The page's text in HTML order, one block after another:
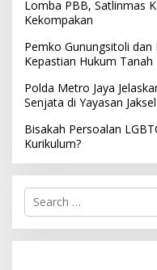
Lomba PBB, Satlinmas
Kekompakan
Pemko Gunungsitoli dan
Kepastian Hukum Tanah
Polda Metro Jaya
Senjata di Yayasan Jaksel
Bisakah Persoalan
Kurikulum?
S
r